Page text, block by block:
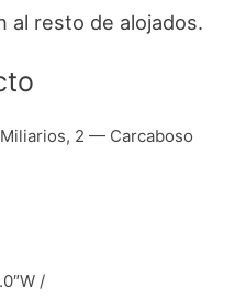
al resto de alojados.
2 — Carcaboso
/